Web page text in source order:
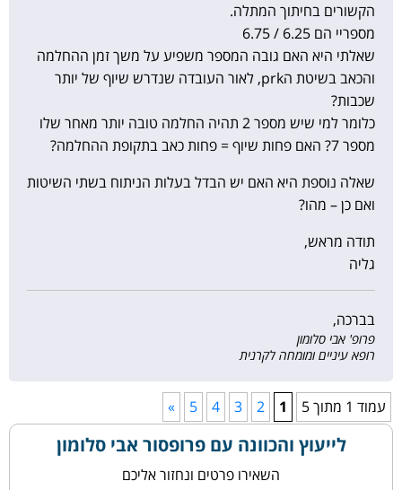
הקשורים בחיתוך המתלה.
מספריי הם 6.25 / 6.75
שאלתי היא האם גובה המספר משפיע על משך זמן ההחלמה
והכאב בשיטת הprk, לאור העובדה שנדרש שיוף של יותר
שכבות?
כלומר למי שיש מספר 2 תהיה החלמה טובה יותר מאחר שלו
מספר 7? האם פחות שיוף = פחות כאב בתקופת ההחלמה?
שאלה נוספת היא האם יש הבדל בעלות הניתוח בשתי השיטות
ואם כן – מהו?
תודה מראש,
גליה
בברכה,
פרופ' אבי סלומון
רופא עיניים ומומחה לקרנית
עמוד 1 מתוך 5 1
2
3
4
5
»
לייעוץ והכוונה עם פרופסור אבי סלומון
השאירו פרטים ונחזור אליכם